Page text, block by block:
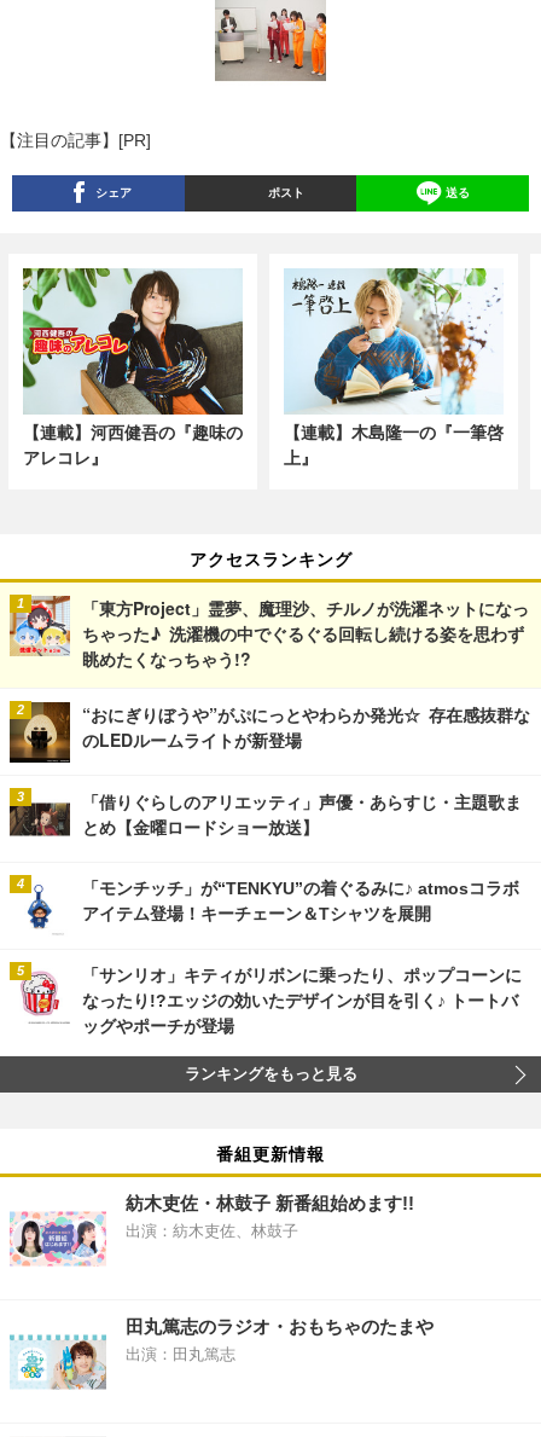
【注目の記事】[PR]
シェア ポスト 送る
【連載】河西健吾の『趣味の
アレコレ』
【連載】木島隆一の『一筆啓
上』
アクセスランキング
「東方Project」霊夢、魔理沙、チルノが洗濯ネットになっ
ちゃった♪ 洗濯機の中でぐるぐる回転し続ける姿を思わず
眺めたくなっちゃう!?
“おにぎりぼうや”がぷにっとやわらか発光☆ 存在感抜群な
のLEDルームライトが新登場
「借りぐらしのアリエッティ」声優・あらすじ・主題歌ま
とめ【金曜ロードショー放送】
「モンチッチ」が“TENKYU”の着ぐるみに♪ atmosコラボ
アイテム登場！キーチェーン＆Tシャツを展開
「サンリオ」キティがリボンに乗ったり、ポップコーンに
なったり!?エッジの効いたデザインが目を引く♪ トートバ
ッグやポーチが登場
ランキングをもっと見る
番組更新情報
紡木吏佐・林鼓子 新番組始めます!!
出演：紡木吏佐、林鼓子
田丸篤志のラジオ・おもちゃのたまや
出演：田丸篤志